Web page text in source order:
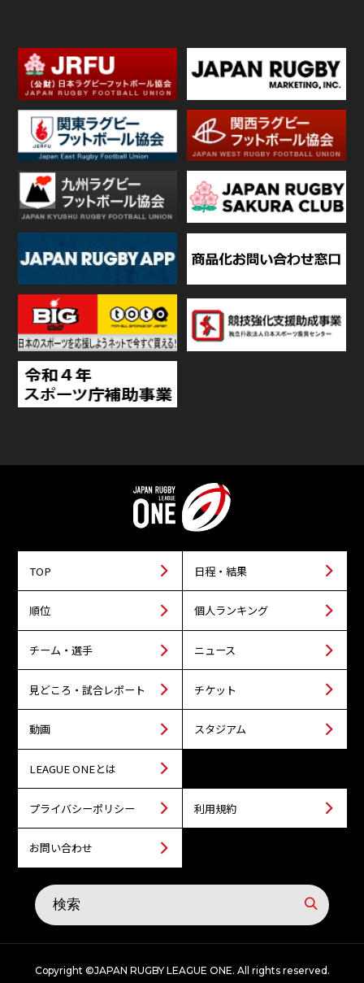
TOP 日程・結果
順位 個人ランキング
チーム・選手 ニュース
見どころ・試合レポート チケット
動画 スタジアム
LEAGUE ONEとは
プライバシーポリシー 利用規約
お問い合わせ
Copyright ©JAPAN RUGBY LEAGUE ONE. All rights reserved.